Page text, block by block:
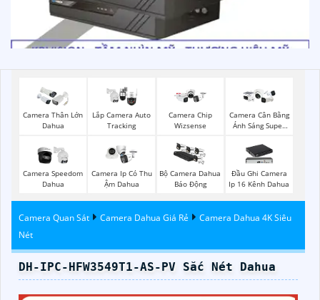
Camera Thân Lớn
Dahua
Lắp Camera Auto
Tracking
Camera Chip
Wizsense
Camera Cân Bằng
Ánh Sáng Super
Camera Speedom
Dahua
Camera Ip Có Thu
Ậm Dahua
Bộ Camera Dahua
Báo Động
Đầu Ghi Camera
Ip 16 Kênh Dahua
Camera Quan Sát Camera Dahua Giá Rẻ
Camera Dahua 4K Siêu
Nét
DH-IPC-HFW3549T1-AS-PV Sắc Nét Dahua